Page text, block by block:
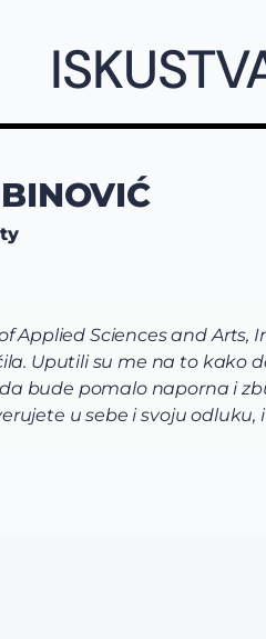
Applied Sciences and
Uputili su me na to kako
bude pomalo naporna i
u sebe i svoju